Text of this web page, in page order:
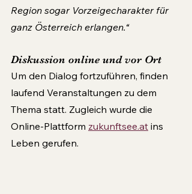
Region sogar Vorzeigecharakter für
ganz Österreich erlangen.“
Diskussion online und vor Ort
Um den Dialog fortzuführen, finden
laufend Veranstaltungen zu dem
Thema statt. Zugleich wurde die
Online-Plattform zukunftsee.at ins
Leben gerufen.